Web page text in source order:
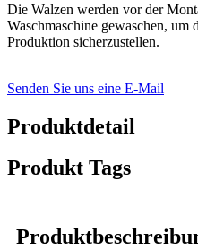
Die Walzen werden vor der
Waschmaschine gewaschen,
Produktion sicherzustellen.
Senden Sie uns eine E-Mail
Produktdetail
Produkt Tags